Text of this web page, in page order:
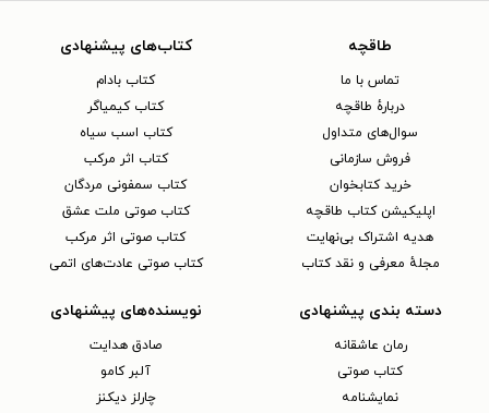
طاقچه
تماس با ما
دربارهٔ طاقچه
سوال‌های متداول
فروش سازمانی
خرید کتابخوان
اپلیکیشن کتاب طاقچه
هدیه اشتراک بی‌نهایت
مجلهٔ معرفی و نقد کتاب
کتاب‌های پیشنهادی
کتاب بادام
کتاب کیمیاگر
کتاب اسب سیاه
کتاب اثر مرکب
کتاب سمفونی مردگان
کتاب صوتی ملت عشق
کتاب صوتی اثر مرکب
کتاب صوتی عادت‌های اتمی
دسته بندی پیشنهادی
رمان عاشقانه
کتاب‌ صوتی
نمایشنامه
نویسنده‌های پیشنهادی
صادق هدایت
آلبر کامو
چارلز دیکنز